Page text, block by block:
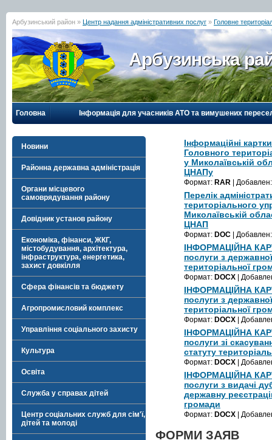
Арбузинський район » Центр надання адміністративних послуг » Головне
Арбузинська
Головна Інформація для учасників АТО та вимушених
Новини
Районна державна адміністрація
Органи місцевого
самоврядування району
Довідник установ району
Економіка, фінанси, ЖКГ,
містобудування, архітектура,
інфраструктура, енергетика,
захист довкілля
Сфера фінансів та бюджету
Агропромисловий комплекс
Управління соціального захисту
Культура
Освіта
Служба у справах дітей
Центр соціальних служб для сім'ї,
дітей та молоді
Інформаційні
Головного
у Миколаївській
ЦНАПу
Формат: RAR |
Перелік
територіального
Миколаївській
ЦНАП
Формат: DOC |
ІНФОРМАЦІЙНА
послуги з
територіальної
Формат: DOCX |
ІНФОРМАЦІЙНА
послуги з
територіальної
Формат: DOCX |
ІНФОРМАЦІЙНА
послуги зі
статуту
Формат: DOCX |
ІНФОРМАЦІЙНА
послуги з видачі
державну
громади
Формат: DOCX |
ФОРМИ ЗАЯВ